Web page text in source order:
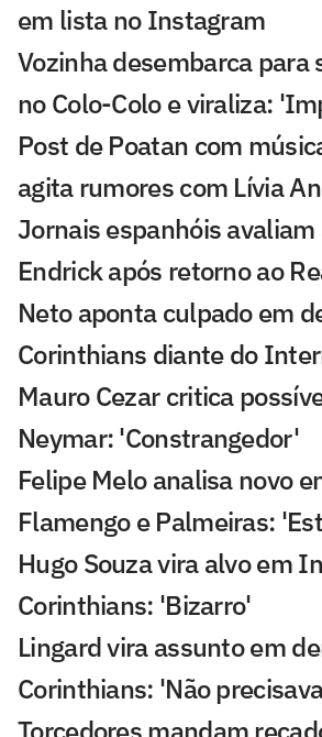
em lista no Instagram
Vozinha desembarca para
no Colo-Colo e viraliza:
Post de Poatan com
agita rumores com Lívia
Jornais espanhóis
Endrick após retorno ao
Neto aponta culpado em
Corinthians diante do
Mauro Cezar critica
Neymar: 'Constrangedor'
Felipe Melo analisa novo
Flamengo e Palmeiras:
Hugo Souza vira alvo em
Corinthians: 'Bizarro'
Lingard vira assunto em
Corinthians: 'Não